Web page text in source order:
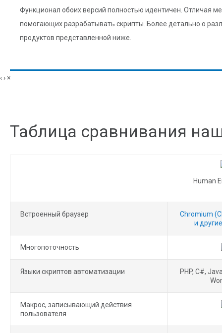
Функционал обоих версий полностью идентичен. Отличая
помогающих разрабатывать скрипты. Более детально о
продуктов представленной ниже.
‹ ›×
Таблица сравнивания
Human
Встроенный браузер
Chromium
и
Многопоточность
Языки скриптов автоматизации
PHP, C#,
Макрос, записывающий действия
пользователя